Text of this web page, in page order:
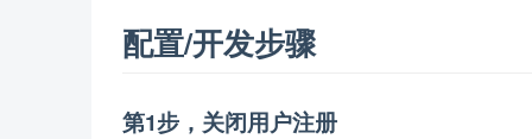
配置/开发步骤
第1步，关闭用户注册